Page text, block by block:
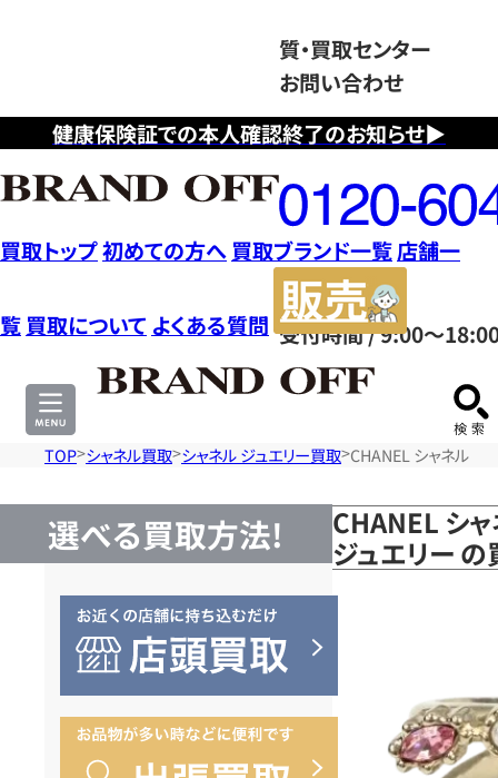
健康保険証での本人確認終了のお知らせ▶
質・買取センター
お問い合わせ
フ
リ
ー
ダ
イ
ヤ
ル
0120604117
受付時間 / 9:00～
買取トップ初めての方へ 買取ブランド一覧店舗一
覧 買取について よくある質問
サ
TOP シャネル買取 シャネル ジュエリー買取 CHANEL シャネル
選べる買取方法!
CHANEL シ
ジュエリー